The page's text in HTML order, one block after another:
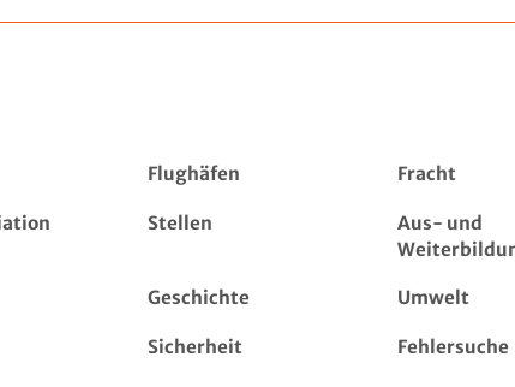
Flughäfen Fracht
Stellen
Aus- und
Geschichte Umwelt
Sicherheit Fehlersuche